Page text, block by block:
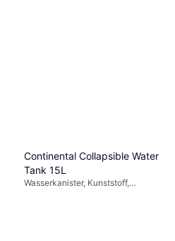
Continental Collapsible Water
Tank 15L
Wasserkanister, Kunststoff,